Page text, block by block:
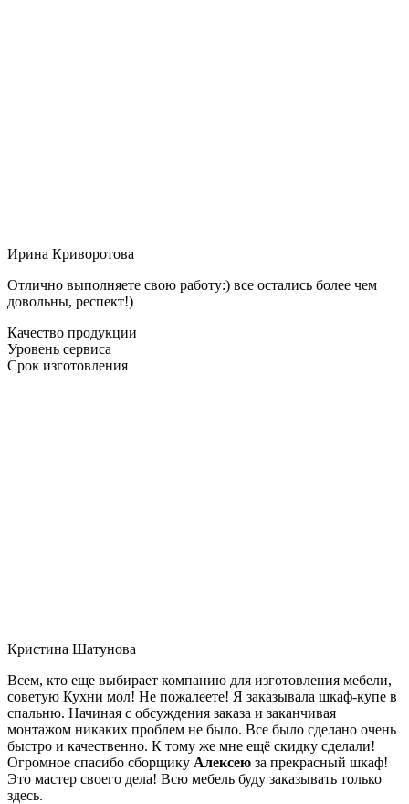
Ирина Криворотова
Отлично выполняете свою работу:) все остались более чем
довольны, респект!)
Качество продукции
Уровень сервиса
Срок изготовления
Кристина Шатунова
Всем, кто еще выбирает компанию для изготовления мебели,
советую Кухни мол! Не пожалеете! Я заказывала шкаф-купе в
спальню. Начиная с обсуждения заказа и заканчивая
монтажом никаких проблем не было. Все было сделано очень
быстро и качественно. К тому же мне ещё скидку сделали!
Огромное спасибо сборщику Алексею за прекрасный шкаф!
Это мастер своего дела! Всю мебель буду заказывать только
здесь.